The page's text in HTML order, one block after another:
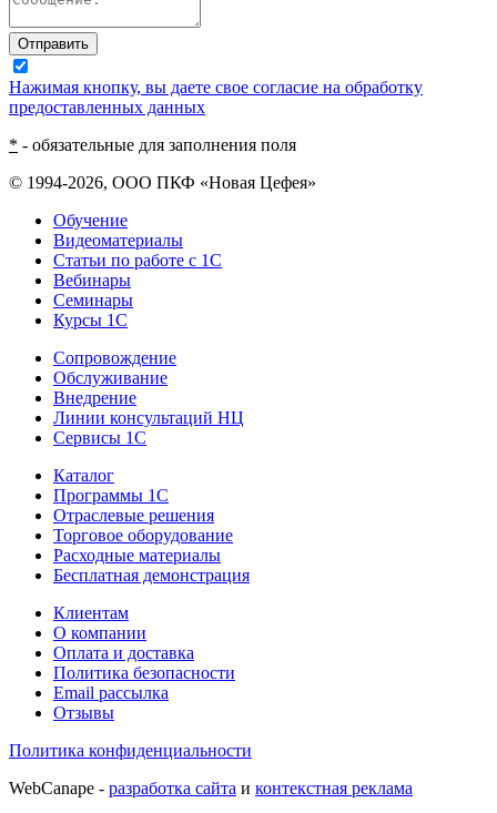
Отправить
Нажимая кнопку, вы даете свое согласие на обработку
предоставленных данных
* - обязательные для заполнения поля
© 1994-2026, ООО ПКФ «Новая Цефея»
Обучение
Видеоматериалы
Статьи по работе с 1С
Вебинары
Семинары
Курсы 1С
Сопровождение
Обслуживание
Внедрение
Линии консультаций НЦ
Сервисы 1С
Каталог
Программы 1С
Отраслевые решения
Торговое оборудование
Расходные материалы
Бесплатная демонстрация
Клиентам
О компании
Оплата и доставка
Политика безопасности
Email рассылка
Отзывы
Политика конфиденциальности
WebCanape - разработка сайта и контекстная реклама